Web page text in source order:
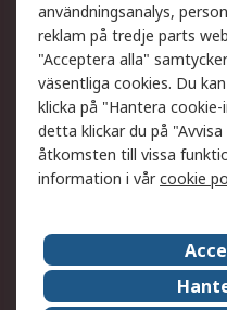
Support
Få hjälp
Leverans
Begär en fakturakopi
Betalningsalternativ
Om RS
Det juridiska
användningsanalys,
reklam på tredje parts
"Acceptera alla"
väsentliga cookies. Du
klicka på "Hantera
detta klickar du på
åtkomsten till vissa
information i vårcookie